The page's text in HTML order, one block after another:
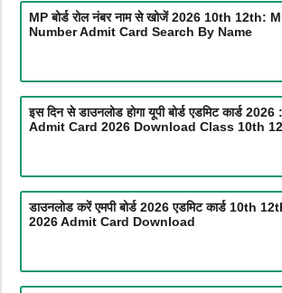
MP बोर्ड रोल नंबर नाम से खोजें 2026 10th 12th:
Number Admit Card Search By Name
इस दिन से डाउनलोड होगा यूपी बोर्ड एडमिट कार्ड
Admit Card 2026 Download Class 10th
डाउनलोड करें एमपी बोर्ड 2026 एडमिट कार्ड 10th
2026 Admit Card Download